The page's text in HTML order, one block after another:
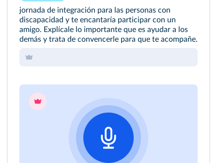
jornada de integración para las personas con
discapacidad y te encantaría participar con un
amigo. Explícale lo importante que es ayudar a los
demás y trata de convencerle para que te acompañe.